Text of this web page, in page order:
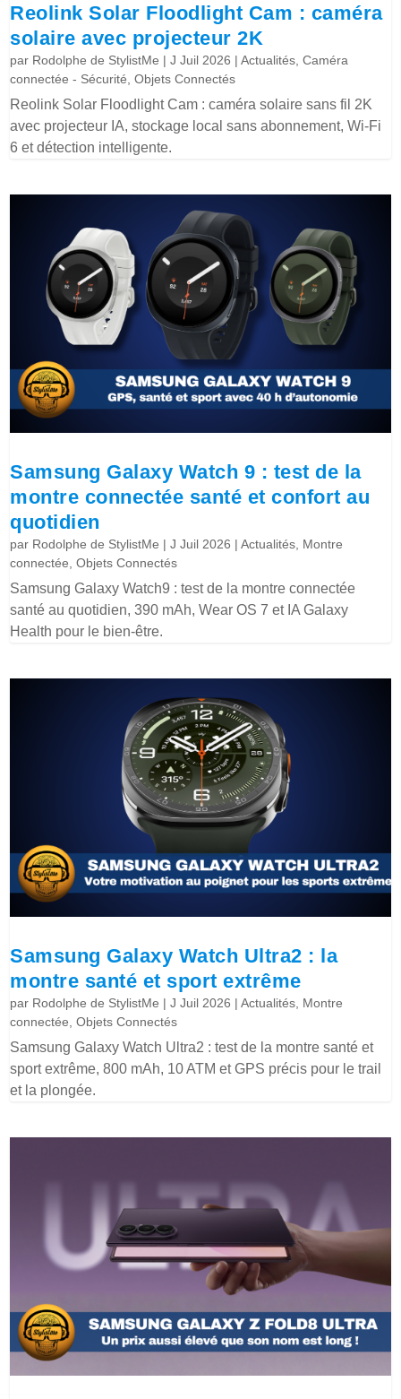
Reolink Solar Floodlight Cam : caméra
solaire avec projecteur 2K
par Rodolphe de StylistMe |J Juil 2026 |Actualités ,Caméra
connectée - Sécurité ,Objets Connectés
Reolink Solar Floodlight Cam : caméra solaire sans fil 2K
avec projecteur IA, stockage local sans abonnement, Wi-Fi
6 et détection intelligente.
Samsung Galaxy Watch 9 : test de la
montre connectée santé et confort au
quotidien
par Rodolphe de StylistMe |J Juil 2026 |Actualités Montre
connectée ,Objets Connectés
Samsung Galaxy Watch9 : test de la montre connectée
santé au quotidien, 390 mAh, Wear OS 7 et IA Galaxy
Health pour le bien-être.
Samsung Galaxy Watch Ultra2 : la
montre santé et sport extrême
par Rodolphe de StylistMe |J Juil 2026 |Actualités Montre
connectée ,Objets Connectés
Samsung Galaxy Watch Ultra2 : test de la montre santé et
sport extrême, 800 mAh, 10 ATM et GPS précis pour le trail
et la plongée.